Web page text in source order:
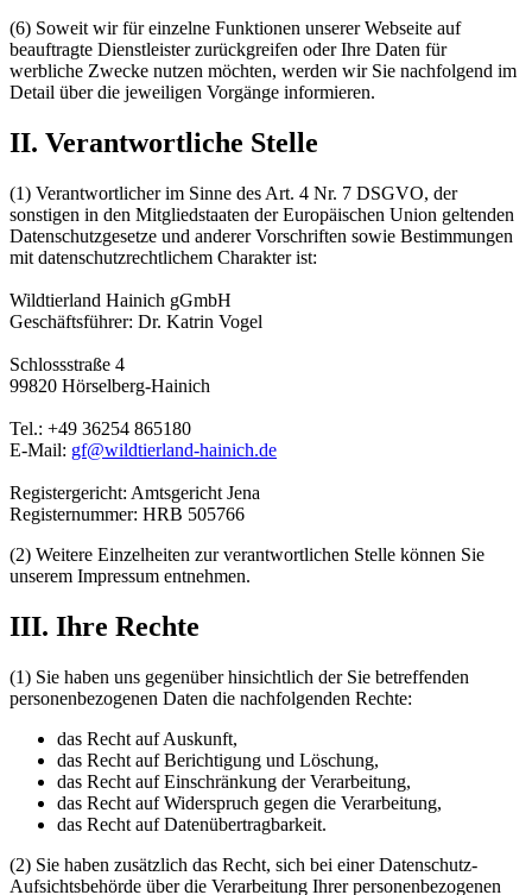
(6) Soweit wir für einzelne Funktionen unserer Webseite auf
beauftragte Dienstleister zurückgreifen oder Ihre Daten für
werbliche Zwecke nutzen möchten, werden wir Sie nachfolgend im
Detail über die jeweiligen Vorgänge informieren.
II. Verantwortliche Stelle
(1) Verantwortlicher im Sinne des Art. 4 Nr. 7 DSGVO, der
sonstigen in den Mitgliedstaaten der Europäischen Union geltenden
Datenschutzgesetze und anderer Vorschriften sowie Bestimmungen
mit datenschutzrechtlichem Charakter ist:
Wildtierland Hainich gGmbH
Geschäftsführer: Dr. Katrin Vogel
Schlossstraße 4
99820 Hörselberg-Hainich
Tel.: +49 36254 865180
E-Mail: gf@wildtierland-hainich.de
Registergericht: Amtsgericht Jena
Registernummer: HRB 505766
(2) Weitere Einzelheiten zur verantwortlichen Stelle können Sie
unserem Impressum entnehmen.
III. Ihre Rechte
(1) Sie haben uns gegenüber hinsichtlich der Sie betreffenden
personenbezogenen Daten die nachfolgenden Rechte:
das Recht auf Auskunft,
das Recht auf Berichtigung und Löschung,
das Recht auf Einschränkung der Verarbeitung,
das Recht auf Widerspruch gegen die Verarbeitung,
das Recht auf Datenübertragbarkeit.
(2) Sie haben zusätzlich das Recht, sich bei einer Datenschutz-
Aufsichtsbehörde über die Verarbeitung Ihrer personenbezogenen